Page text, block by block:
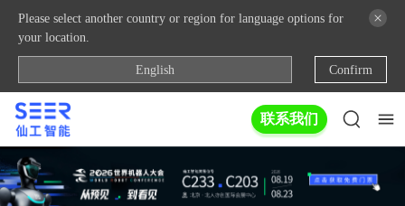
Please select another country or region for language options for
your location.
English Confirm
联系我们